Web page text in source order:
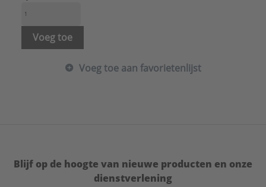
Voeg toe
Voeg toe aan favorietenlijst
Blijf op de hoogte van nieuwe producten en onze
dienstverlening